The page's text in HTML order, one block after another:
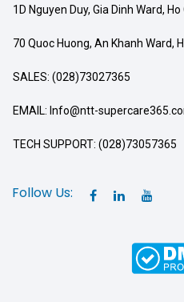
1D Nguyen Duy, Gia Dinh Ward,
70 Quoc Huong, An Khanh Ward,
SALES: (028)73027365
EMAIL: Info@ntt-
TECH SUPPORT: (028)73057365
Follow Us: